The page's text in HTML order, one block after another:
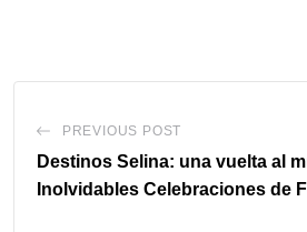
PREVIOUS POST
Destinos Selina: una vuelta al
Inolvidables Celebraciones de